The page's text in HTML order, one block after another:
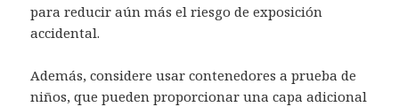
para reducir aún más el riesgo de exposición
accidental.
Además, considere usar contenedores a prueba de
niños, que pueden proporcionar una capa adicional